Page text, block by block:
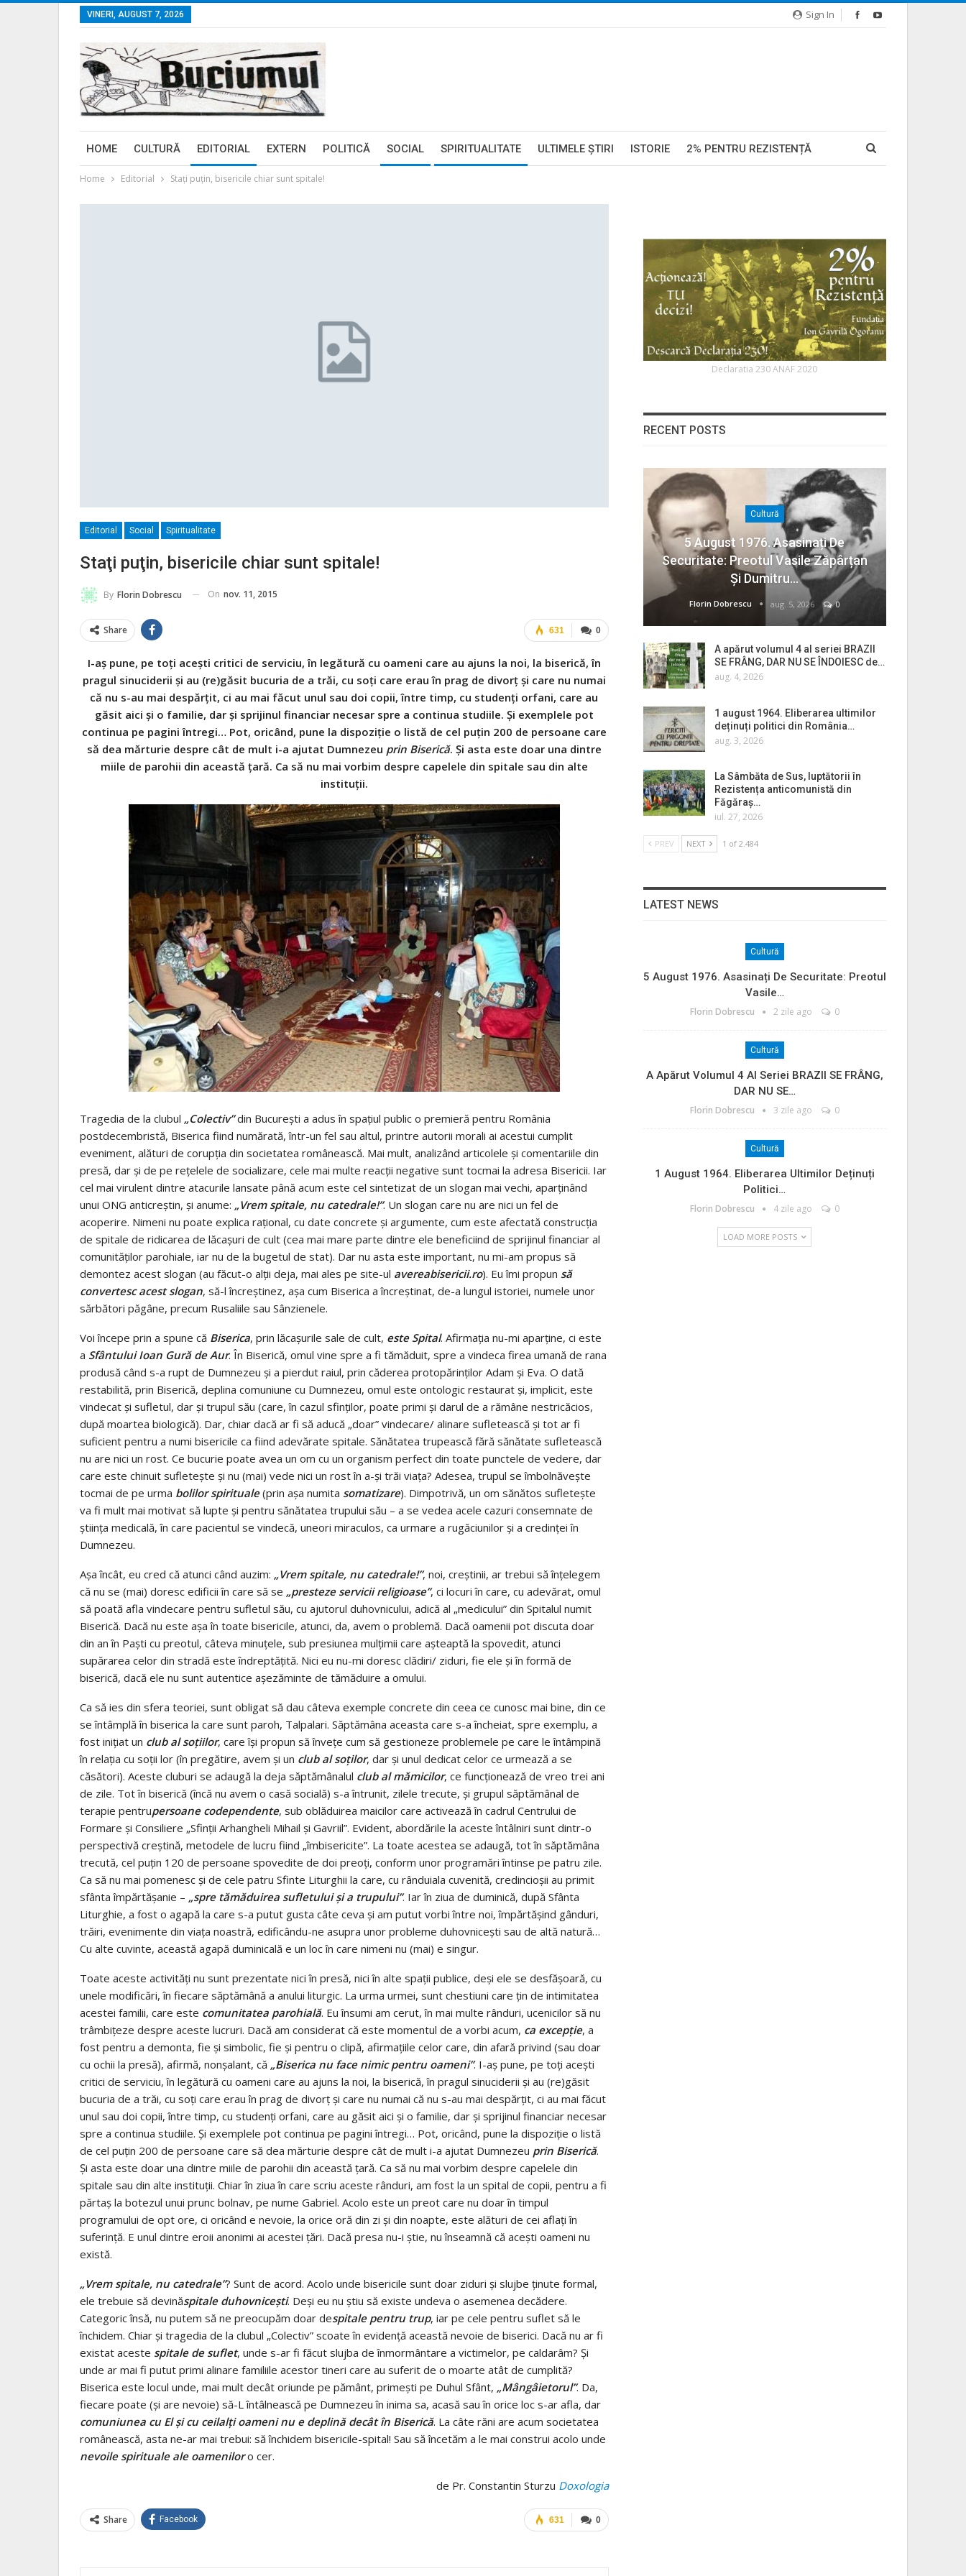
Sign In
VINERI, AUGUST 7, 2026
HOME CULTURĂ EDITORIAL EXTERN POLITICĂ SOCIAL SPIRITUALITATE ULTIMELE ŞTIRI ISTORIE 2% PENTRU REZISTENȚĂ
Home Editorial Staţi puţin, bisericile chiar sunt spitale!
Editorial Social Spiritualitate
Staţi puţin, bisericile chiar sunt spitale!
By Florin Dobrescu On nov. 11, 2015
0
631
Share
I-aş pune, pe toţi aceşti critici de serviciu, în legătură cu oameni care au ajuns la noi, la biserică, în
pragul sinuciderii şi au (re)găsit bucuria de a trăi, cu soţi care erau în prag de divorţ şi care nu numai
că nu s-au mai despărţit, ci au mai făcut unul sau doi copii, între timp, cu studenţi orfani, care au
găsit aici şi o familie, dar şi sprijinul financiar necesar spre a continua studiile. Şi exemplele pot
continua pe pagini întregi… Pot, oricând, pune la dispoziţie o listă de cel puţin 200 de persoane care
să dea mărturie despre cât de mult i-a ajutat Dumnezeu prin Biserică. Şi asta este doar una dintre
miile de parohii din această ţară. Ca să nu mai vorbim despre capelele din spitale sau din alte
instituţii.
Tragedia de la clubul „Colectiv”din Bucureşti a adus în spaţiul public o premieră pentru România
postdecembristă, Biserica fiind numărată, într-un fel sau altul, printre autorii morali ai acestui cumplit
eveniment, alături de corupţia din societatea românească. Mai mult, analizând articolele şi comentariile din
presă, dar şi de pe reţelele de socializare, cele mai multe reacţii negative sunt tocmai la adresa Bisericii. Iar
cel mai virulent dintre atacurile lansate până acum este cel sintetizat de un slogan mai vechi, aparţinând
unui ONG anticreştin, şi anume: „Vrem spitale, nu catedrale!”. Un slogan care nu are nici un fel de
acoperire. Nimeni nu poate explica raţional, cu date concrete şi argumente, cum este afectată construcţia
de spitale de ridicarea de lăcaşuri de cult (cea mai mare parte dintre ele beneficiind de sprijinul financiar al
comunităţilor parohiale, iar nu de la bugetul de stat). Dar nu asta este important, nu mi-am propus să
demontez acest slogan (au făcut-o alţii deja, mai ales pe site-ul avereabisericii.ro). Eu îmi propun să
convertesc acest slogan, să-l încreştinez, aşa cum Biserica a încreştinat, de-a lungul istoriei, numele unor
sărbători păgâne, precum Rusaliile sau Sânzienele.
Voi începe prin a spune că Biserica, prin lăcaşurile sale de cult, este Spital. Afirmaţia nu-mi aparţine, ci este
a Sfântului Ioan Gură de Aur. În Biserică, omul vine spre a fi tămăduit, spre a vindeca firea umană de rana
produsă când s-a rupt de Dumnezeu şi a pierdut raiul, prin căderea protopărinţilor Adam şi Eva. O dată
restabilită, prin Biserică, deplina comuniune cu Dumnezeu, omul este ontologic restaurat şi, implicit, este
vindecat şi sufletul, dar şi trupul său (care, în cazul sfinţilor, poate primi şi darul de a rămâne nestricăcios,
după moartea biologică). Dar, chiar dacă ar fi să aducă „doar” vindecare/ alinare sufletească şi tot ar fi
suficient pentru a numi bisericile ca fiind adevărate spitale. Sănătatea trupească fără sănătate sufletească
nu are nici un rost. Ce bucurie poate avea un om cu un organism perfect din toate punctele de vedere, dar
care este chinuit sufleteşte şi nu (mai) vede nici un rost în a-şi trăi viaţa? Adesea, trupul se îmbolnăveşte
tocmai de pe urma bolilor spirituale(prin aşa numita somatizare). Dimpotrivă, un om sănătos sufleteşte
va fi mult mai motivat să lupte şi pentru sănătatea trupului său – a se vedea acele cazuri consemnate de
ştiinţa medicală, în care pacientul se vindecă, uneori miraculos, ca urmare a rugăciunilor şi a credinţei în
Dumnezeu.
Aşa încât, eu cred că atunci când auzim: „Vrem spitale, nu catedrale!”, noi, creştinii, ar trebui să înţelegem
că nu se (mai) doresc edificii în care să se „presteze servicii religioase”, ci locuri în care, cu adevărat, omul
să poată afla vindecare pentru sufletul său, cu ajutorul duhovnicului, adică al „medicului” din Spitalul numit
Biserică. Dacă nu este aşa în toate bisericile, atunci, da, avem o problemă. Dacă oamenii pot discuta doar
din an în Paşti cu preotul, câteva minuţele, sub presiunea mulţimii care aşteaptă la spovedit, atunci
supărarea celor din stradă este îndreptăţită. Nici eu nu-mi doresc clădiri/ ziduri, fie ele şi în formă de
biserică, dacă ele nu sunt autentice aşezăminte de tămăduire a omului.
Ca să ies din sfera teoriei, sunt obligat să dau câteva exemple concrete din ceea ce cunosc mai bine, din ce
se întâmplă în biserica la care sunt paroh, Talpalari. Săptămâna aceasta care s-a încheiat, spre exemplu, a
fost iniţiat un club al soţiilor, care îşi propun să înveţe cum să gestioneze problemele pe care le întâmpină
în relaţia cu soţii lor (în pregătire, avem şi un club al soţilor, dar şi unul dedicat celor ce urmează a se
căsători). Aceste cluburi se adaugă la deja săptămânalul club al mămicilor, ce funcţionează de vreo trei ani
de zile. Tot în biserică (încă nu avem o casă socială) s-a întrunit, zilele trecute, şi grupul săptămânal de
terapie pentrupersoane codependente, sub oblăduirea maicilor care activează în cadrul Centrului de
Formare şi Consiliere „Sfinţii Arhangheli Mihail şi Gavriil”. Evident, abordările la aceste întâlniri sunt dintr-o
perspectivă creştină, metodele de lucru fiind „îmbisericite”. La toate acestea se adaugă, tot în săptămâna
trecută, cel puţin 120 de persoane spovedite de doi preoţi, conform unor programări întinse pe patru zile.
Ca să nu mai pomenesc şi de cele patru Sfinte Liturghii la care, cu rânduiala cuvenită, credincioşii au primit
sfânta împărtăşanie – „spre tămăduirea sufletului şi a trupului”. Iar în ziua de duminică, după Sfânta
Liturghie, a fost o agapă la care s-a putut gusta câte ceva şi am putut vorbi între noi, împărtăşind gânduri,
trăiri, evenimente din viaţa noastră, edificându-ne asupra unor probleme duhovniceşti sau de altă natură…
Cu alte cuvinte, această agapă duminicală e un loc în care nimeni nu (mai) e singur.
Toate aceste activităţi nu sunt prezentate nici în presă, nici în alte spaţii publice, deşi ele se desfăşoară, cu
unele modificări, în fiecare săptămână a anului liturgic. La urma urmei, sunt chestiuni care ţin de intimitatea
acestei familii, care este comunitatea parohială. Eu însumi am cerut, în mai multe rânduri, ucenicilor să nu
trâmbiţeze despre aceste lucruri. Dacă am considerat că este momentul de a vorbi acum, ca excepţie, a
fost pentru a demonta, fie şi simbolic, fie şi pentru o clipă, afirmaţiile celor care, din afară privind (sau doar
cu ochii la presă), afirmă, nonşalant, că „Biserica nu face nimic pentru oameni”. I-aş pune, pe toţi aceşti
critici de serviciu, în legătură cu oameni care au ajuns la noi, la biserică, în pragul sinuciderii şi au (re)găsit
bucuria de a trăi, cu soţi care erau în prag de divorţ şi care nu numai că nu s-au mai despărţit, ci au mai făcut
unul sau doi copii, între timp, cu studenţi orfani, care au găsit aici şi o familie, dar şi sprijinul financiar necesar
spre a continua studiile. Şi exemplele pot continua pe pagini întregi… Pot, oricând, pune la dispoziţie o listă
de cel puţin 200 de persoane care să dea mărturie despre cât de mult i-a ajutat Dumnezeu prin Biserică.
Şi asta este doar una dintre miile de parohii din această ţară. Ca să nu mai vorbim despre capelele din
spitale sau din alte instituţii. Chiar în ziua în care scriu aceste rânduri, am fost la un spital de copii, pentru a fi
părtaş la botezul unui prunc bolnav, pe nume Gabriel. Acolo este un preot care nu doar în timpul
programului de opt ore, ci oricând e nevoie, la orice oră din zi şi din noapte, este alături de cei aflaţi în
suferinţă. E unul dintre eroii anonimi ai acestei ţări. Dacă presa nu-i ştie, nu înseamnă că aceşti oameni nu
există.
„Vrem spitale, nu catedrale”? Sunt de acord. Acolo unde bisericile sunt doar ziduri şi slujbe ţinute formal,
ele trebuie să devinăspitale duhovniceşti. Deşi eu nu ştiu să existe undeva o asemenea decădere.
Categoric însă, nu putem să ne preocupăm doar despitale pentru trup, iar pe cele pentru suflet să le
închidem. Chiar şi tragedia de la clubul „Colectiv” scoate în evidenţă această nevoie de biserici. Dacă nu ar fi
existat aceste spitale de suflet, unde s-ar fi făcut slujba de înmormântare a victimelor, pe caldarâm? Şi
unde ar mai fi putut primi alinare familiile acestor tineri care au suferit de o moarte atât de cumplită?
Biserica este locul unde, mai mult decât oriunde pe pământ, primeşti pe Duhul Sfânt, „Mângâietorul”. Da,
fiecare poate (şi are nevoie) să-L întâlnească pe Dumnezeu în inima sa, acasă sau în orice loc s-ar afla, dar
comuniunea cu El şi cu ceilalţi oameni nu e deplină decât în Biserică. La câte răni are acum societatea
românească, asta ne-ar mai trebui: să închidem bisericile-spital! Sau să încetăm a le mai construi acolo unde
nevoile spirituale ale oameniloro cer.
de Pr. Constantin Sturzu Doxologia
0
631
Share Facebook
Declaratia 230 ANAF 2020
RECENT POSTS
Cultură
5 August 1976. Asasinați De
Securitate: Preotul Vasile Zăpârțan
Și Dumitru…
Florin Dobrescu aug. 5, 2026 0
A apărut volumul 4 al seriei BRAZII
SE FRÂNG, DAR NU SE ÎNDOIESC de…
aug. 4, 2026
1 august 1964. Eliberarea ultimilor
deținuți politici din România…
aug. 3, 2026
La Sâmbăta de Sus, luptătorii în
Rezistența anticomunistă din
Făgăraș…
iul. 27, 2026
PREV NEXT 1 of 2.484
LATEST NEWS
Cultură
5 August 1976. Asasinați De Securitate: Preotul
Vasile…
Florin Dobrescu 2 zile ago 0
Cultură
A Apărut Volumul 4 Al Seriei BRAZII SE FRÂNG,
DAR NU SE…
Florin Dobrescu 3 zile ago 0
Cultură
1 August 1964. Eliberarea Ultimilor Deținuți
Politici…
Florin Dobrescu 4 zile ago 0
LOAD MORE POSTS